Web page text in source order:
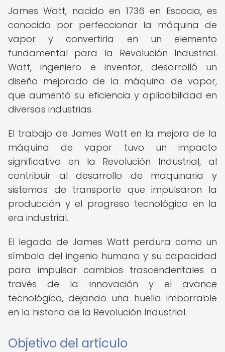
James Watt, nacido en 1736 en Escocia, es
conocido por perfeccionar la máquina de
vapor y convertirla en un elemento
fundamental para la Revolución Industrial.
Watt, ingeniero e inventor, desarrolló un
diseño mejorado de la máquina de vapor,
que aumentó su eficiencia y aplicabilidad en
diversas industrias.
El trabajo de James Watt en la mejora de la
máquina de vapor tuvo un impacto
significativo en la Revolución Industrial, al
contribuir al desarrollo de maquinaria y
sistemas de transporte que impulsaron la
producción y el progreso tecnológico en la
era industrial.
El legado de James Watt perdura como un
símbolo del ingenio humano y su capacidad
para impulsar cambios trascendentales a
través de la innovación y el avance
tecnológico, dejando una huella imborrable
en la historia de la Revolución Industrial.
Objetivo del artículo